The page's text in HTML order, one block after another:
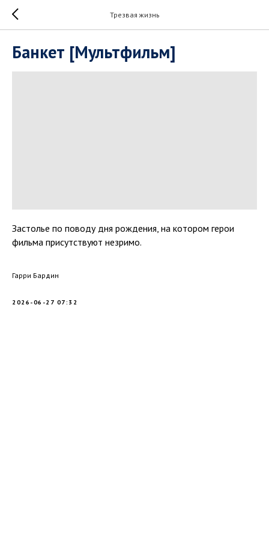
Трезвая жизнь
Банкет [Мультфильм]
Застолье по поводу дня рождения, на котором герои
фильма присутствуют незримо.
Гарри Бардин
2026-06-27 07:32